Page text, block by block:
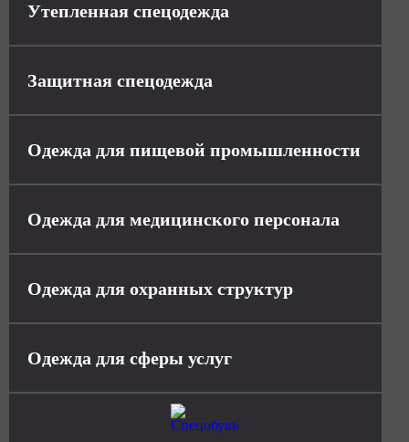
Утепленная спецодежда
Защитная спецодежда
Одежда для пищевой промышленности
Одежда для медицинского персонала
Одежда для охранных структур
Одежда для сферы услуг